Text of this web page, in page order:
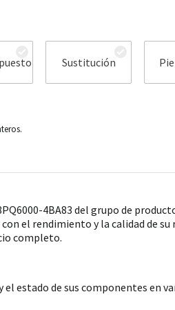
Sustitución
4BA83 del grupo de
el rendimiento y la calidad de
completo.
estado de sus componentes en